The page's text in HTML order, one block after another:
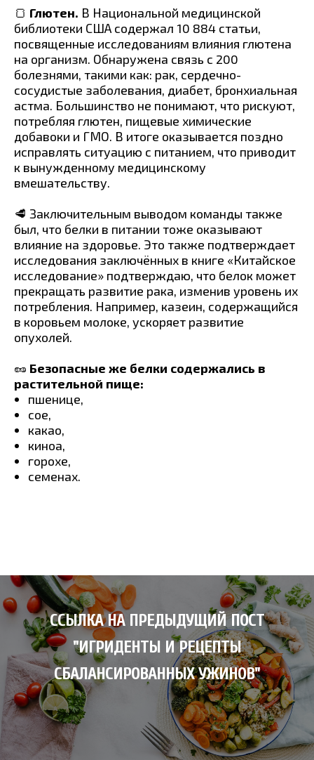
🍞 Глютен. В Национальной медицинской
библиотеки США содержал 10 884 статьи,
посвященные исследованиям влияния глютена
на организм. Обнаружена связь с 200
болезнями, такими как: рак, сердечно-
сосудистые заболевания, диабет, бронхиальная
астма. Большинство не понимают, что рискуют,
потребляя глютен, пищевые химические
добавоки и ГМО. В итоге оказывается поздно
исправлять ситуацию с питанием, что приводит
к вынужденному медицинскому
вмешательству.
🥩 Заключительным выводом команды также
был, что белки в питании тоже оказывают
влияние на здоровье. Это также подтверждает
исследования заключённых в книге «Китайское
исследование» подтверждаю, что белок может
прекращать развитие рака, изменив уровень их
потребления. Например, казеин, содержащийся
в коровьем молоке, ускоряет развитие
опухолей.
🥜 Безопасные же белки содержались в
растительной пище:
пшенице,
сое,
какао,
киноа,
горохе,
семенах.
ССЫЛКА НА ПРЕДЫДУЩИЙ ПОСТ
"ИГРИДЕНТЫ И РЕЦЕПТЫ
СБАЛАНСИРОВАННЫХ УЖИНОВ"